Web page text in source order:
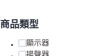
商品類型
顯示器
揚聲器